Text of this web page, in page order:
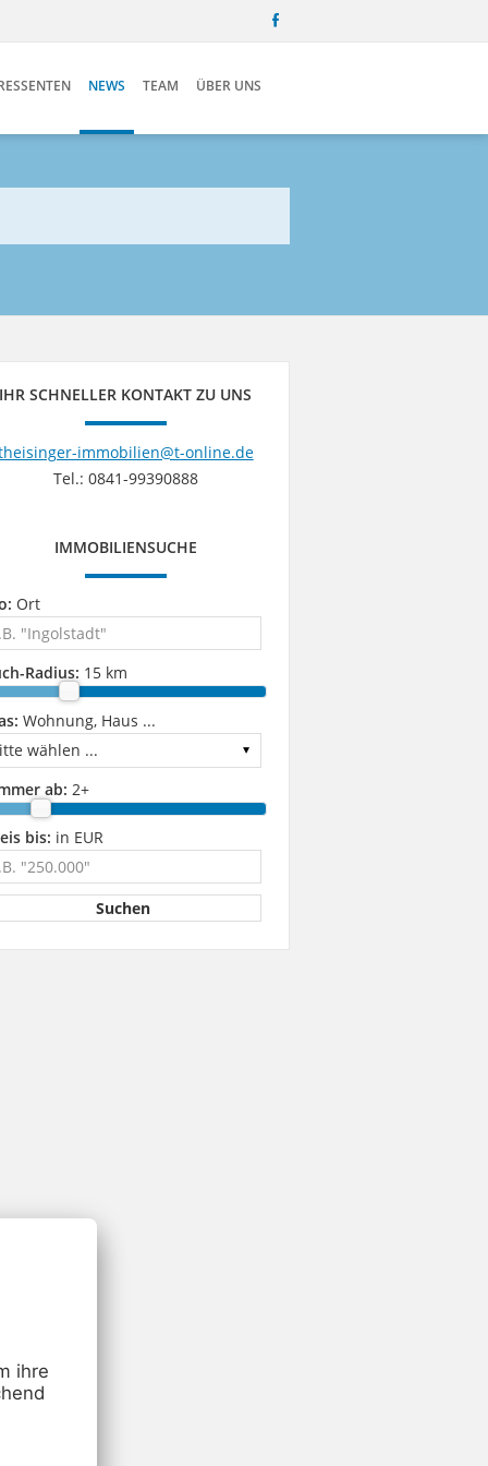
NEWS TEAM ÜBER UNS
IHR SCHNELLER KONTAKT ZU UNS
immobilien@t-online.de
Tel.: 0841-99390888
IMMOBILIENSUCHE
Ort
Radius: 15 km
Wohnung, Haus ...
ab: 2+
bis: in EUR